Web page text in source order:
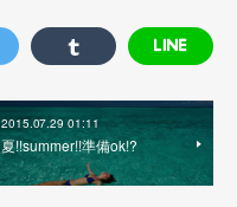
2015.07.29 01:11
夏!!summer!!準備ok!?